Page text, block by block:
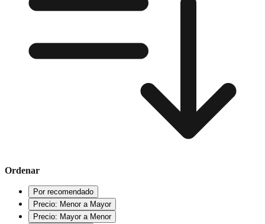
Ordenar
Por recomendado
Precio: Menor a Mayor
Precio: Mayor a Menor